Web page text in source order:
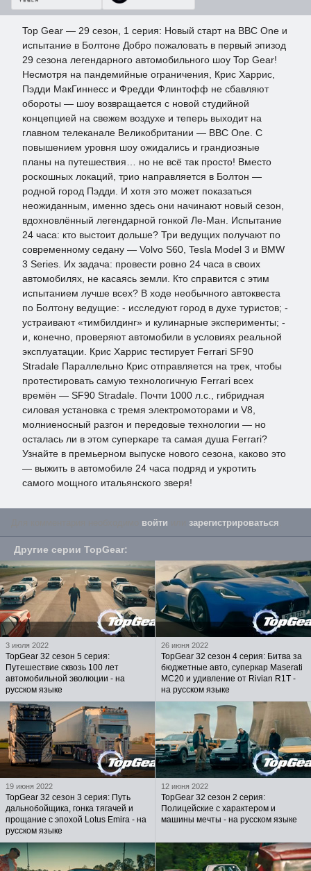
Top Gear — 29 сезон, 1 серия: Новый старт на BBC One и
испытание в Болтоне Добро пожаловать в первый эпизод
29 сезона легендарного автомобильного шоу Top Gear!
Несмотря на пандемийные ограничения, Крис Харрис,
Пэдди МакГиннесс и Фредди Флинтофф не сбавляют
обороты — шоу возвращается с новой студийной
концепцией на свежем воздухе и теперь выходит на
главном телеканале Великобритании — BBC One. С
повышением уровня шоу ожидались и грандиозные
планы на путешествия… но не всё так просто! Вместо
роскошных локаций, трио направляется в Болтон —
родной город Пэдди. И хотя это может показаться
неожиданным, именно здесь они начинают новый сезон,
вдохновлённый легендарной гонкой Ле-Ман. Испытание
24 часа: кто выстоит дольше? Три ведущих получают по
современному седану — Volvo S60, Tesla Model 3 и BMW
3 Series. Их задача: провести ровно 24 часа в своих
автомобилях, не касаясь земли. Кто справится с этим
испытанием лучше всех? В ходе необычного автоквеста
по Болтону ведущие: - исследуют город в духе туристов; -
устраивают «тимбилдинг» и кулинарные эксперименты; -
и, конечно, проверяют автомобили в условиях реальной
эксплуатации. Крис Харрис тестирует Ferrari SF90
Stradale Параллельно Крис отправляется на трек, чтобы
протестировать самую технологичную Ferrari всех
времён — SF90 Stradale. Почти 1000 л.с., гибридная
силовая установка с тремя электромоторами и V8,
молниеносный разгон и передовые технологии — но
осталась ли в этом суперкаре та самая душа Ferrari?
Узнайте в премьерном выпуске нового сезона, каково это
— выжить в автомобиле 24 часа подряд и укротить
самого мощного итальянского зверя!
войти зарегистрироваться
Другие серии TopGear:
3 июля 2022
TopGear 32 сезон 5 серия:
Путешествие сквозь 100 лет
автомобильной эволюции - на
русском языке
26 июня 2022
TopGear 32 сезон 4 серия: Битва за
бюджетные авто, суперкар Maserati
MC20 и удивление от Rivian R1T -
на русском языке
19 июня 2022
TopGear 32 сезон 3 серия: Путь
дальнобойщика, гонка тягачей и
прощание с эпохой Lotus Emira - на
русском языке
12 июня 2022
TopGear 32 сезон 2 серия:
Полицейские с характером и
машины мечты - на русском языке